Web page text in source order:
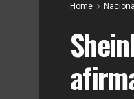
Home Nacional